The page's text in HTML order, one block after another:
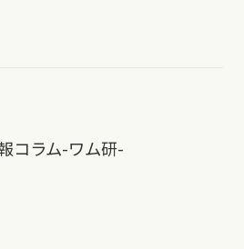
コラム-ワム研-